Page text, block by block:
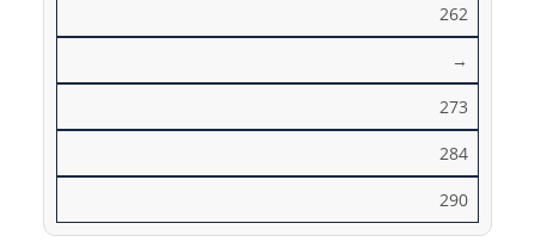
262
→
273
284
290